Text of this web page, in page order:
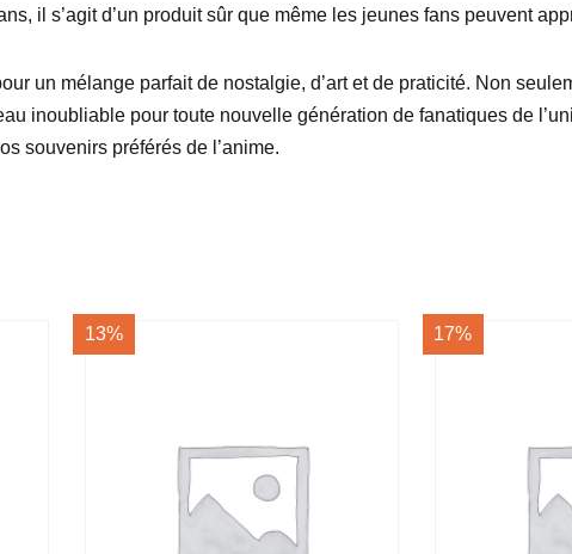
il s’agit d’un produit sûr que même les jeunes fans peuvent
un mélange parfait de nostalgie, d’art et de praticité. Non
inoubliable pour toute nouvelle génération de fanatiques de
souvenirs préférés de l’anime.
13% 17%